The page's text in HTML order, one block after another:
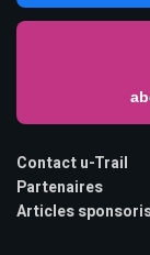
Contact u-Trail
Partenaires
Articles